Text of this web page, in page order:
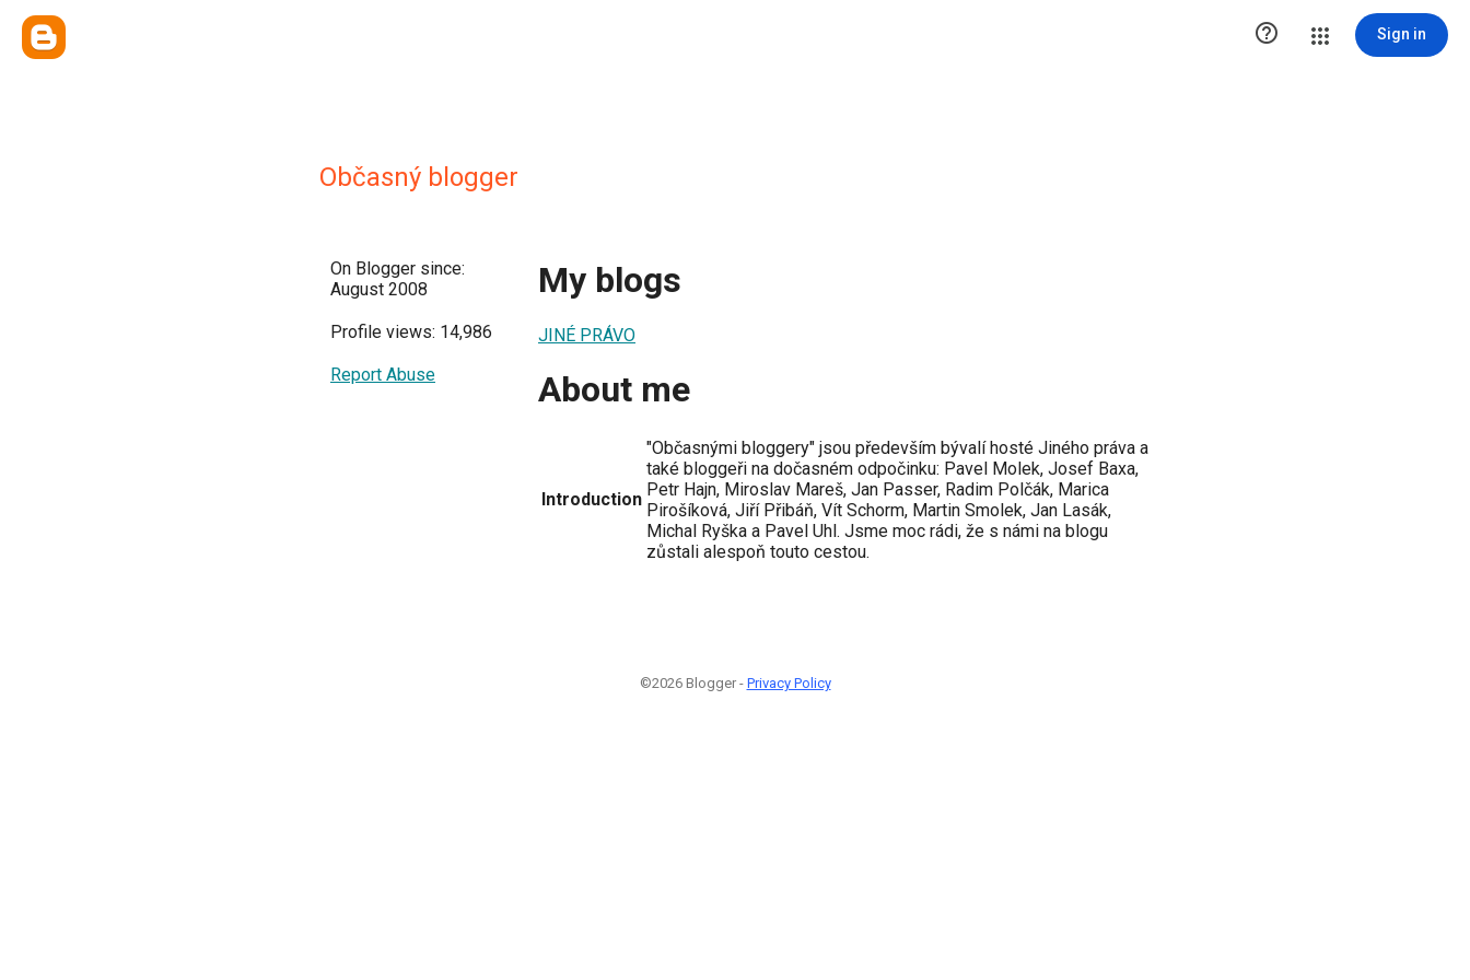
 Sign in
Občasný blogger
On Blogger since:
August 2008
Profile views: 14,986
Report Abuse
My blogs
JINÉ PRÁVO
About me
Introduction
"Občasnými bloggery" jsou především bývalí hosté Jiného práva a
také bloggeři na dočasném odpočinku: Pavel Molek, Josef Baxa,
Petr Hajn, Miroslav Mareš, Jan Passer, Radim Polčák, Marica
Pirošíková, Jiří Přibáň, Vít Schorm, Martin Smolek, Jan Lasák,
Michal Ryška a Pavel Uhl. Jsme moc rádi, že s námi na blogu
zůstali alespoň touto cestou.
©2026 Blogger - Privacy Policy